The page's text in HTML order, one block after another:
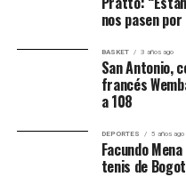
nos pasen
BASKET 3 años ago
San Antonio,
francés
a 108
DEPORTES 5 años ago
Facundo
tenis de